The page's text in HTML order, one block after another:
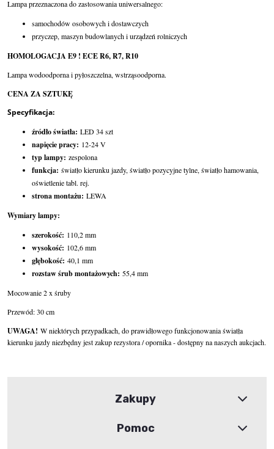
Lampa przeznaczona do zastosowania uniwersalnego:
samochodów osobowych i dostawczych
przyczep, maszyn budowlanych i urządzeń rolniczych
HOMOLOGACJA E9 ! ECE R6, R7, R10
Lampa wodoodporna i pyłoszczelna, wstrząsoodporna.
CENA ZA SZTUKĘ
Specyfikacja:
źródło światła: LED 34 szt
napięcie pracy: 12-24 V
typ lampy: zespolona
funkcja: światło kierunku jazdy, światło pozycyjne tylne, światło hamowania,
oświetlenie tabl. rej.
strona montażu: LEWA
Wymiary lampy:
szerokość: 110,2 mm
wysokość: 102,6 mm
głębokość: 40,1 mm
rozstaw śrub montażowych: 55,4 mm
Mocowanie 2 x śruby
Przewód: 30 cm
UWAGA! W niektórych przypadkach, do prawidłowego funkcjonowania światła
kierunku jazdy niezbędny jest zakup rezystora / opornika - dostępny na naszych aukcjach.
Zakupy
Pomoc